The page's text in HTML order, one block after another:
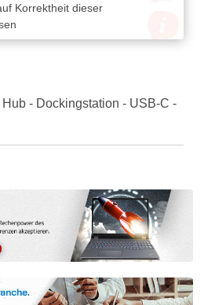
Korrektheit dieser
- Dockingstation - USB-C -